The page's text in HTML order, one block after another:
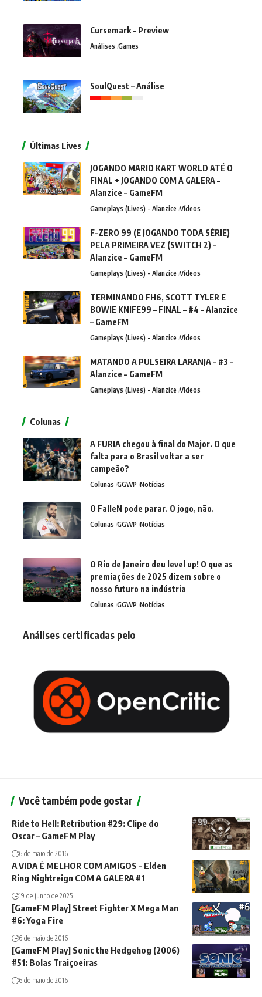
Cursemark – Preview
Análises Games
SoulQuest – Análise
Últimas Lives
JOGANDO MARIO KART WORLD ATÉ O
FINAL + JOGANDO COM A GALERA –
Alanzice – GameFM
Gameplays (Lives) - Alanzice Vídeos
F-ZERO 99 (E JOGANDO TODA SÉRIE)
PELA PRIMEIRA VEZ (SWITCH 2) –
Alanzice – GameFM
Gameplays (Lives) - Alanzice Vídeos
TERMINANDO FH6, SCOTT TYLER E
BOWIE KNIFE99 – FINAL – #4 – Alanzice
– GameFM
Gameplays (Lives) - Alanzice Vídeos
MATANDO A PULSEIRA LARANJA – #3 –
Alanzice – GameFM
Gameplays (Lives) - Alanzice Vídeos
Colunas
A FURIA chegou à final do Major. O que
falta para o Brasil voltar a ser
campeão?
Colunas GGWP Notícias
O FalleN pode parar. O jogo, não.
Colunas GGWP Notícias
O Rio de Janeiro deu level up! O que as
premiações de 2025 dizem sobre o
nosso futuro na indústria
Colunas GGWP Notícias
Análises certificadas pelo
Você também pode gostar
Ride to Hell: Retribution #29: Clipe do
Oscar – GameFM Play
6 de maio de 2016
A VIDA É MELHOR COM AMIGOS – Elden
Ring Nightreign COM A GALERA #1
19 de junho de 2025
[GameFM Play] Street Fighter X Mega Man
#6: Yoga Fire
6 de maio de 2016
[GameFM Play] Sonic the Hedgehog (2006)
#51: Bolas Traiçoeiras
6 de maio de 2016